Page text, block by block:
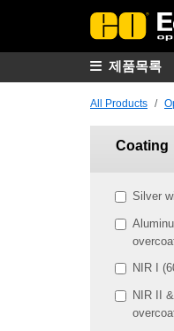
제품목록
All Products
Coating
Silver
NIR I
NIR II